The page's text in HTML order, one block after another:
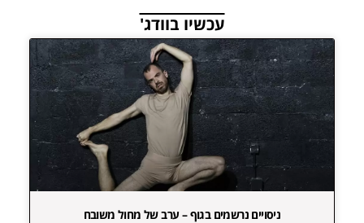
עכשיו בוודג'
ניסויים נרשמים בגוף – ערב של מחול משובח